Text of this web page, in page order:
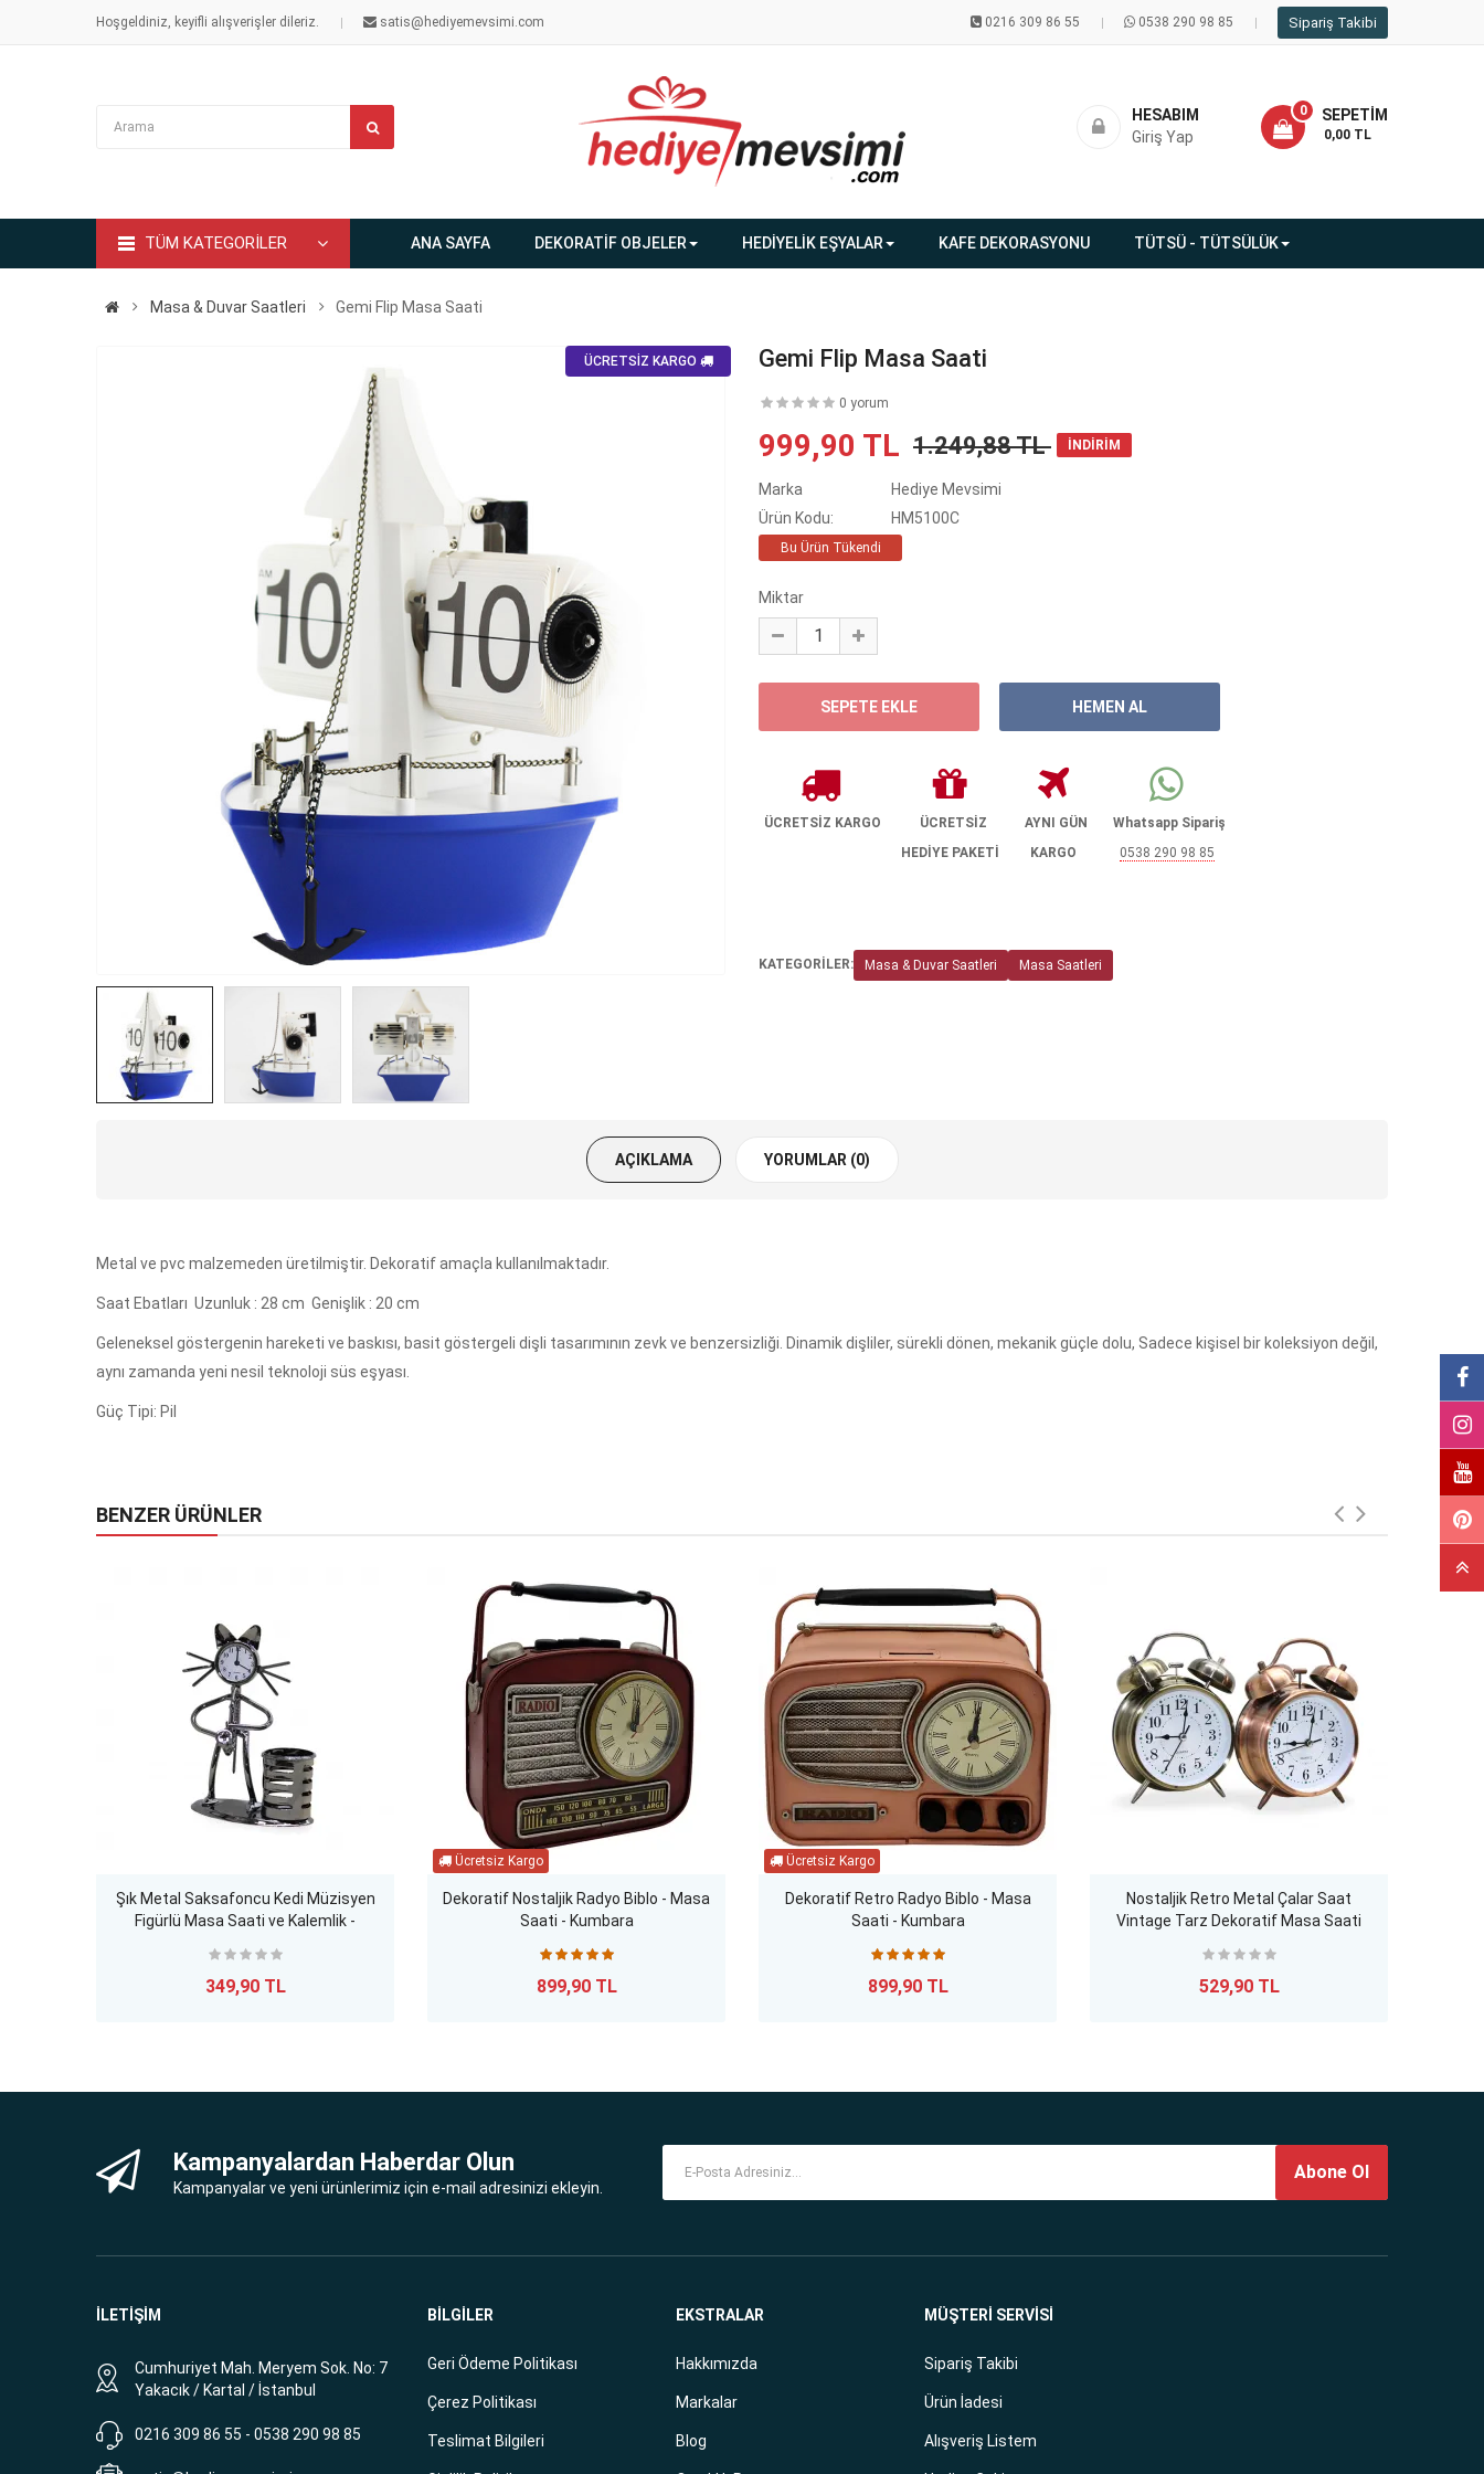
Hoşgeldiniz, keyifli alışverişler dileriz. satis@hediyemevsimi.com 0216 309 86 55 0538 290 98 85 Sipariş Takibi
SEPETIM
0
- 0,00 TL
HESABIM
Giriş Yap
TÜM KATEGORİLER ANA SAYFA DEKORATİF OBJELER HEDİYELİK EŞYALAR KAFE DEKORASYONU TÜTSÜ - TÜTSÜLÜK
Masa & Duvar Saatleri Gemi Flip Masa Saati
ÜCRETSİZ KARGO Gemi Flip Masa Saati
0 yorum
999,90 TL 1.249,88 TL İNDİRİM
Marka
Hediye Mevsimi
Ürün Kodu:
HM5100C
Bu Ürün Tükendi
Miktar
ÜCRETSİZ KARGO
ÜCRETSİZ
HEDİYE PAKETİ
AYNI GÜN
KARGO
Whatsapp Sipariş
0538 290 98 85
KATEGORİLER: Masa & Duvar Saatleri Masa Saatleri
AÇIKLAMA YORUMLAR (0)
Metal ve pvc malzemeden üretilmiştir. Dekoratif amaçla kullanılmaktadır.
Saat Ebatları Uzunluk : 28 cm Genişlik : 20 cm
Geleneksel göstergenin hareketi ve baskısı, basit göstergeli dişli tasarımının zevk ve benzersizliği. Dinamik dişliler, sürekli dönen, mekanik güçle dolu, Sadece kişisel bir koleksiyon değil,
aynı zamanda yeni nesil teknoloji süs eşyası.
Güç Tipi: Pil
BENZER ÜRÜNLER
Şık Metal Saksafoncu Kedi Müzisyen
Figürlü Masa Saati ve Kalemlik -
349,90 TL
Dekoratif Nostaljik Radyo Biblo - Masa
Saati - Kumbara
899,90 TL
Dekoratif Retro Radyo Biblo - Masa
Saati - Kumbara
899,90 TL
Nostaljik Retro Metal Çalar Saat
Vintage Tarz Dekoratif Masa Saati
529,90 TL
Kampanyalardan Haberdar Olun
Kampanyalar ve yeni ürünlerimiz için e-mail adresinizi ekleyin.
Abone Ol
İLETİŞİM
Cumhuriyet Mah. Meryem Sok. No: 7
Yakacık / Kartal / İstanbul
0216 309 86 55 - 0538 290 98 85
BİLGİLER
Geri Ödeme Politikası
Çerez Politikası
Teslimat Bilgileri
EKSTRALAR
Hakkımızda
Markalar
Blog
MÜŞTERİ SERVİSİ
Sipariş Takibi
Ürün İadesi
Alışveriş Listem